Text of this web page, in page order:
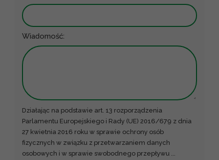
Wiadomość:
Działając na podstawie art. 13 rozporządzenia
Parlamentu Europejskiego i Rady (UE) 2016/679 z dnia
27 kwietnia 2016 roku w sprawie ochrony osób
fizycznych w związku z przetwarzaniem danych
osobowych i w sprawie swobodnego przepływu ...